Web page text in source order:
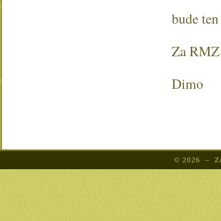
bude
Za RMZ
Dimo
© 2026 –